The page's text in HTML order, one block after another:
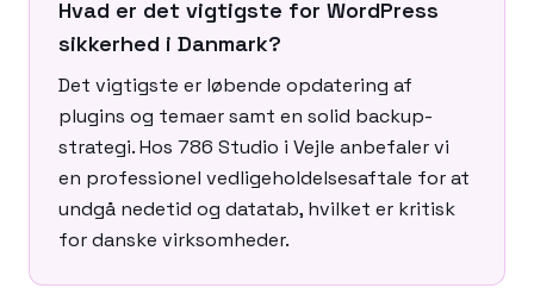
Hvad er det vigtigste for WordPress
sikkerhed i Danmark?
Det vigtigste er løbende opdatering af
plugins og temaer samt en solid backup-
strategi. Hos 786 Studio i Vejle anbefaler vi
en professionel vedligeholdelsesaftale for at
undgå nedetid og datatab, hvilket er kritisk
for danske virksomheder.